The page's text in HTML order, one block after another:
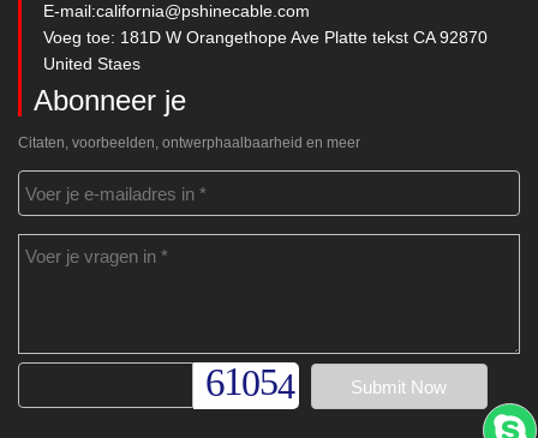
E-mail:california@pshinecable.com
Voeg toe: 181D W Orangethope Ave Platte tekst CA 92870
United Staes
Abonneer je
Citaten, voorbeelden, ontwerphaalbaarheid en meer